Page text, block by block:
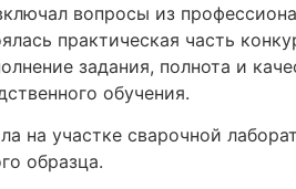
вопросы из
практическая часть
задания, полнота и
обучения.
на участке сварочной
образца.